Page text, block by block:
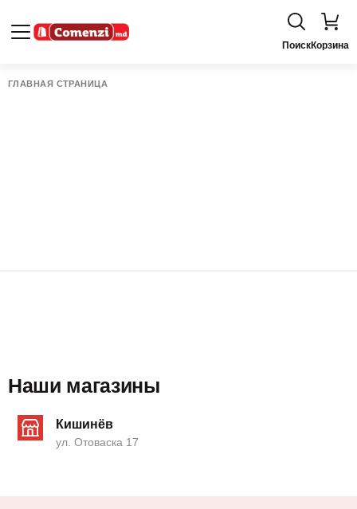
ПоискКорзина
ГЛАВНАЯ СТРАНИЦА
Наши магазины
Кишинёв
ул. Отоваска 17